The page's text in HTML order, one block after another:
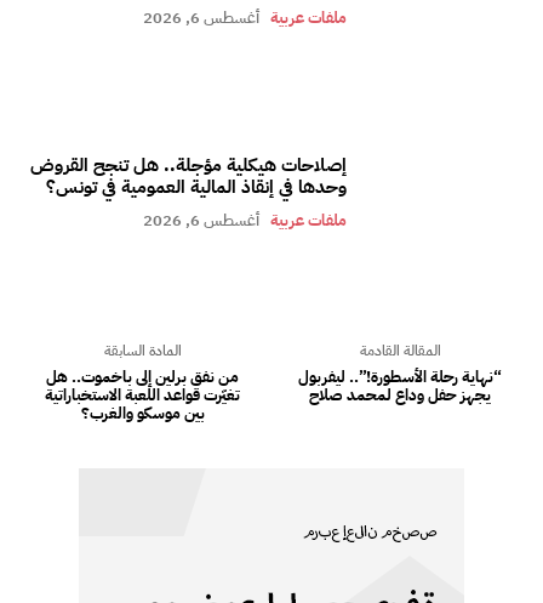
ملفات عربية أغسطس 6, 2026
إصلاحات هيكلية مؤجلة.. هل تنجح القروض
وحدها في إنقاذ المالية العمومية في تونس؟
ملفات عربية أغسطس 6, 2026
المادة السابقة
من نفق برلين إلى باخموت.. هل
تغيّرت قواعد اللعبة الاستخباراتية
بين موسكو والغرب؟
المقالة القادمة
“نهاية رحلة الأسطورة!”.. ليفربول
يجهز حفل وداع لمحمد صلاح